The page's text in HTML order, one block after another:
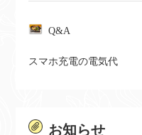
Q&A
スマホ充電の電気代
お知らせ